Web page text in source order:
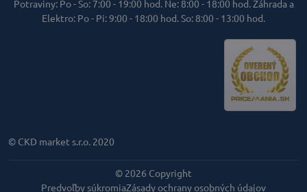
Potraviny: Po - So: 7:00 - 19:00 hod. Ne: 8:00 - 18:00 hod. Záhrada a
Elektro: Po - Pi: 9:00 - 18:00 hod. So: 8:00 - 13:00 hod.
© CKD market s.r.o. 2020
© 2026 Copyright
Predvoľby súkromiaZásady ochrany osobných údajov